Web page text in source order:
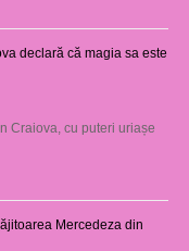
declară că magia sa este
Craiova, cu puteri uriașe
Mercedeza din